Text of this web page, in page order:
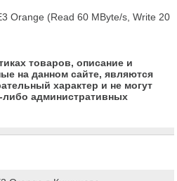
Orange (Read 60 MByte/s, Write 20
товаров, описание и
на данном сайте, являются
характер и не могут
либо административных